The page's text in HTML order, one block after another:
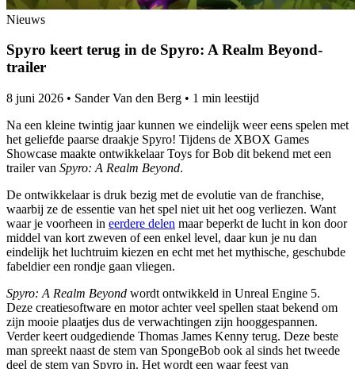
Nieuws
Spyro keert terug in de Spyro: A Realm Beyond-
trailer
8 juni 2026 • Sander Van den Berg • 1 min leestijd
Na een kleine twintig jaar kunnen we eindelijk weer eens spelen met
het geliefde paarse draakje Spyro! Tijdens de XBOX Games
Showcase maakte ontwikkelaar Toys for Bob dit bekend met een
trailer van Spyro: A Realm Beyond.
De ontwikkelaar is druk bezig met de evolutie van de franchise,
waarbij ze de essentie van het spel niet uit het oog verliezen. Want
waar je voorheen in eerdere delen maar beperkt de lucht in kon door
middel van kort zweven of een enkel level, daar kun je nu dan
eindelijk het luchtruim kiezen en echt met het mythische, geschubde
fabeldier een rondje gaan vliegen.
Spyro: A Realm Beyond wordt ontwikkeld in Unreal Engine 5.
Deze creatiesoftware en motor achter veel spellen staat bekend om
zijn mooie plaatjes dus de verwachtingen zijn hooggespannen.
Verder keert oudgediende Thomas James Kenny terug. Deze beste
man spreekt naast de stem van SpongeBob ook al sinds het tweede
deel de stem van Spyro in. Het wordt een waar feest van